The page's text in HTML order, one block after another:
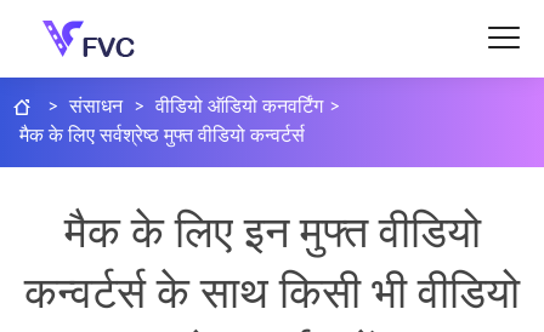
> संसाधन > वीडियो ऑडियो कनवर्टिंग >
मैक के लिए सर्वश्रेष्ठ मुफ्त वीडियो कन्वर्टर्स
मैक के लिए इन मुफ्त वीडियो
कन्वर्टर्स के साथ किसी भी वीडियो